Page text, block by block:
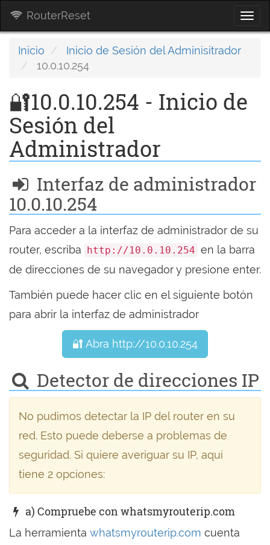
RouterReset
Inicio
Inicio de Sesión del Adminisitrador
10.0.10.254
🔐10.0.10.254 - Inicio de
Sesión del
Administrador
Interfaz de administrador
10.0.10.254
Para acceder a la interfaz de administrador de su
router, escriba http://10.0.10.254 en la barra
de direcciones de su navegador y presione enter.
También puede hacer clic en el siguiente botón
para abrir la interfaz de administrador
🔐 Abra http://10.0.10.254
Detector de direcciones IP
No pudimos detectar la IP del router en su
red. Esto puede deberse a problemas de
seguridad. Si quiere averiguar su IP, aquí
tiene 2 opciones:
a) Compruebe con whatsmyrouterip.com
La herramienta whatsmyrouterip.com cuenta